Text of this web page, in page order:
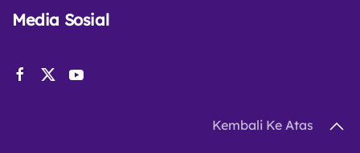
Media Sosial
Kembali Ke Atas